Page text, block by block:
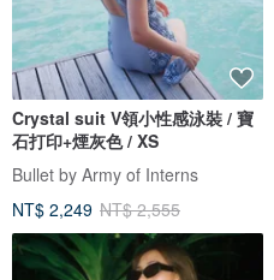
Crystal suit V領小性感泳裝 / 寶
石打印+煙灰色 / XS
Bullet by Army of Interns
NT$ 2,249 NT$ 2,555